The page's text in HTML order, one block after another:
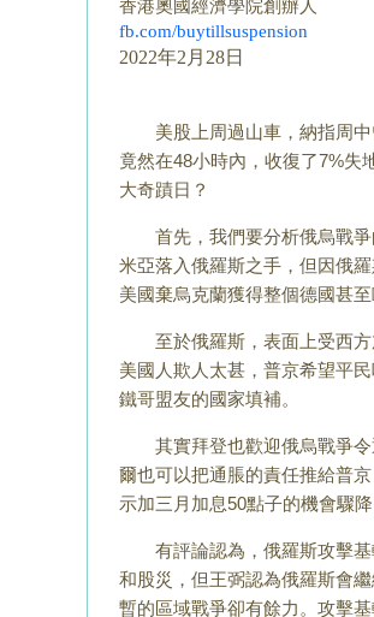
香港奧國經濟學院創辦人
fb.com/buytillsuspension
2022年2月28日
美股上周過山車，納指周中
竟然在48小時內，收復了7%失
大奇蹟日？
首先，我們要分析俄烏戰爭
米亞落入俄羅斯之手，但因俄
美國棄烏克蘭獲得整個德國甚
至於俄羅斯，表面上受西方
美國人欺人太甚，普京希望平
鐵哥盟友的國家填補。
其實拜登也歡迎俄烏戰爭令
爾也可以把通脹的責任推給普
示加三月加息50點子的機會驟
有評論認為，俄羅斯攻擊基
和股災，但王弼認為俄羅斯會
暫的區域戰爭卻有餘力。攻擊